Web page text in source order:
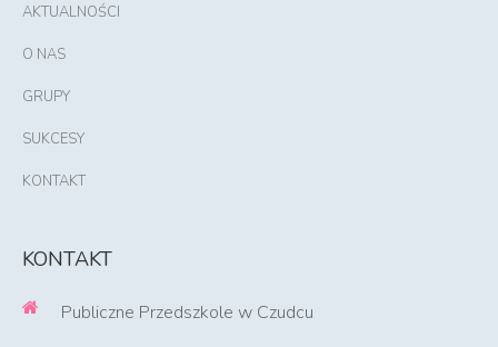
AKTUALNOŚCI
O NAS
GRUPY
SUKCESY
KONTAKT
KONTAKT
Publiczne Przedszkole w Czudcu